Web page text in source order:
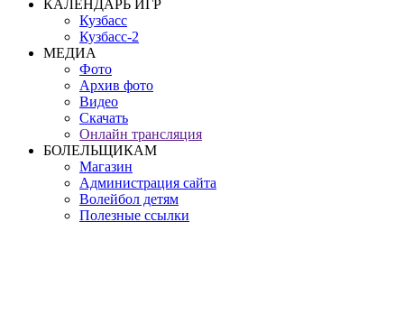
КАЛЕНДАРЬ ИГР
Кузбасс
Кузбасс-2
МЕДИА
Фото
Архив фото
Видео
Скачать
Онлайн трансляция
БОЛЕЛЬЩИКАМ
Магазин
Администрация сайта
Волейбол детям
Полезные ссылки